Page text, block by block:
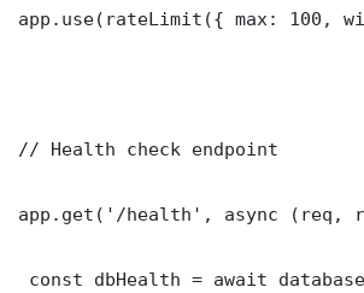
app.use(rateLimit({ max: 100,
// Health check endpoint
app.get('/health', async (req,
const dbHealth = await